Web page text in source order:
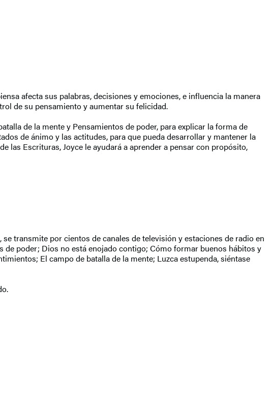
afecta sus palabras, decisiones y emociones, e influencia la manera
de su pensamiento y aumentar su felicidad.
de la mente y Pensamientos de poder, para explicar la forma de
de ánimo y las actitudes, para que pueda desarrollar y mantener la
las Escrituras, Joyce le ayudará a aprender a pensar con propósito,
transmite por cientos de canales de televisión y estaciones de radio en
poder; Dios no está enojado contigo; Cómo formar buenos hábitos y
El campo de batalla de la mente; Luzca estupenda, siéntase